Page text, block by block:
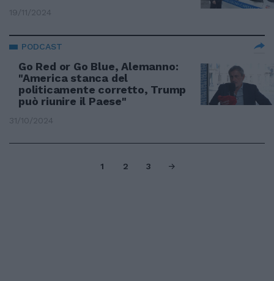
19/11/2024
PODCAST
Go Red or Go Blue, Alemanno:
"America stanca del
politicamente corretto, Trump
può riunire il Paese"
31/10/2024
1 2 3